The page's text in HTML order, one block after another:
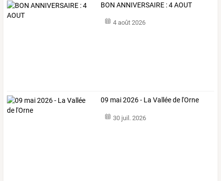
BON ANNIVERSAIRE : 4 AOUT
4 août 2026
09 mai 2026 - La Vallée de l'Orne
30 juil. 2026